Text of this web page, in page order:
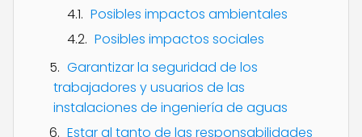
Posibles impactos ambientales
Posibles impactos sociales
Garantizar la seguridad de los
trabajadores y usuarios de las
instalaciones de ingeniería de aguas
Estar al tanto de las responsabilidades